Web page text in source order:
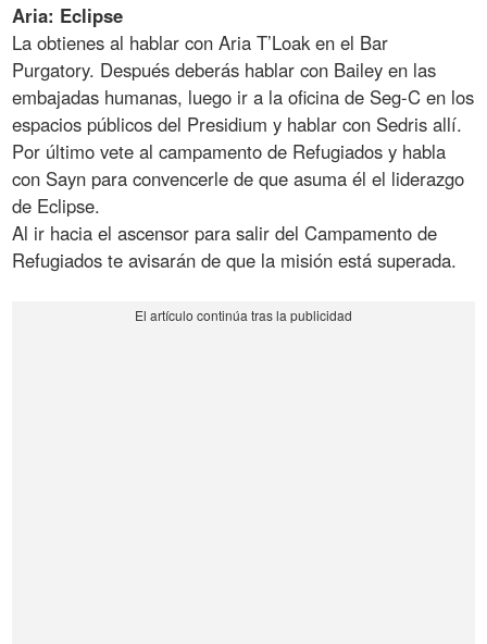
Aria: Eclipse
La obtienes al hablar con Aria T’Loak en el Bar
Purgatory. Después deberás hablar con Bailey en las
embajadas humanas, luego ir a la oficina de Seg-C en los
espacios públicos del Presidium y hablar con Sedris allí.
Por último vete al campamento de Refugiados y habla
con Sayn para convencerle de que asuma él el liderazgo
de Eclipse.
Al ir hacia el ascensor para salir del Campamento de
Refugiados te avisarán de que la misión está superada.